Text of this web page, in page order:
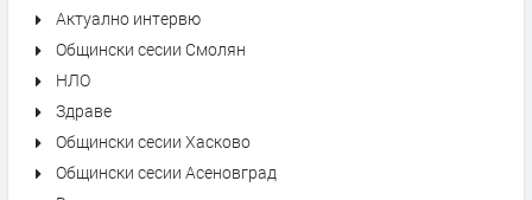
Актуално интервю
Общински сесии Смолян
НЛО
Здраве
Общински сесии Хасково
Общински сесии Асеновград